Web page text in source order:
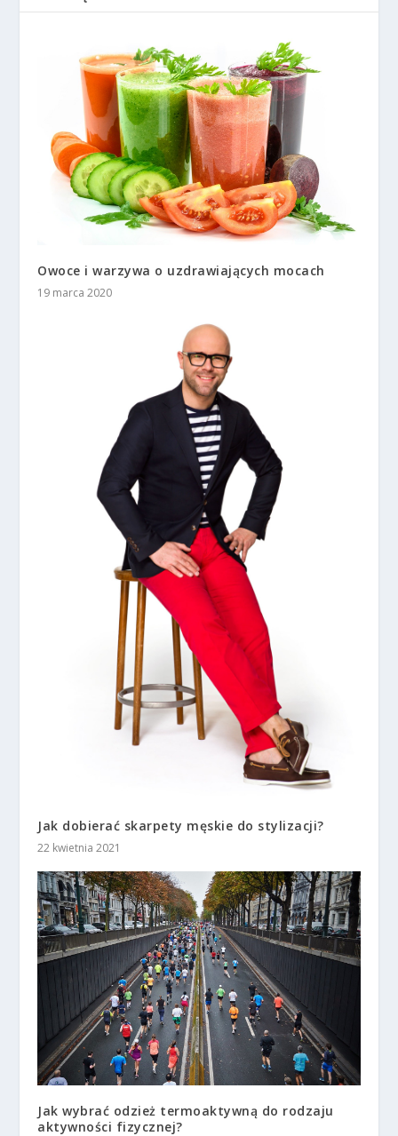
Owoce i warzywa o uzdrawiających mocach
19 marca 2020
Jak dobierać skarpety męskie do stylizacji?
22 kwietnia 2021
Jak wybrać odzież termoaktywną do rodzaju
aktywności fizycznej?